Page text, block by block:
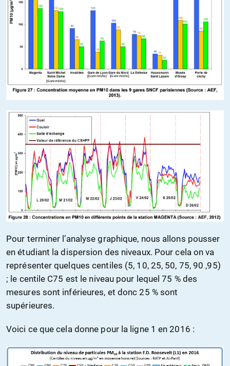
Pour terminer l’analyse graphique, nous allons pousser
en étudiant la dispersion des niveaux. Pour cela on va
représenter quelques centiles (5, 10, 25, 50, 75, 90 ,95)
; le centile C75 est le niveau pour lequel 75 % des
mesures sont inférieures, et donc 25 % sont
supérieures.
Voici ce que cela donne pour la ligne 1 en 2016 :